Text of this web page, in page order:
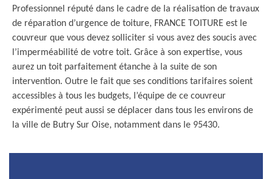
Professionnel réputé dans le cadre de la réalisation de travaux
de réparation d’urgence de toiture, FRANCE TOITURE est le
couvreur que vous devez solliciter si vous avez des soucis avec
l’imperméabilité de votre toit. Grâce à son expertise, vous
aurez un toit parfaitement étanche à la suite de son
intervention. Outre le fait que ses conditions tarifaires soient
accessibles à tous les budgets, l’équipe de ce couvreur
expérimenté peut aussi se déplacer dans tous les environs de
la ville de Butry Sur Oise, notamment dans le 95430.